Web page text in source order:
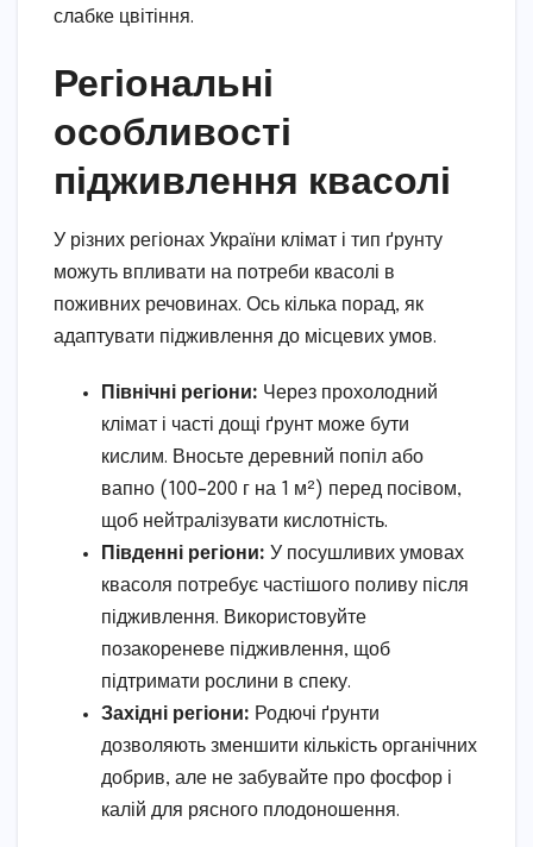
слабке цвітіння.
Регіональні
особливості
підживлення квасолі
У різних регіонах України клімат і тип ґрунту
можуть впливати на потреби квасолі в
поживних речовинах. Ось кілька порад, як
адаптувати підживлення до місцевих умов.
Північні регіони: Через прохолодний
клімат і часті дощі ґрунт може бути
кислим. Вносьте деревний попіл або
вапно (100–200 г на 1 м²) перед посівом,
щоб нейтралізувати кислотність.
Південні регіони: У посушливих умовах
квасоля потребує частішого поливу після
підживлення. Використовуйте
позакореневе підживлення, щоб
підтримати рослини в спеку.
Західні регіони: Родючі ґрунти
дозволяють зменшити кількість органічних
добрив, але не забувайте про фосфор і
калій для рясного плодоношення.